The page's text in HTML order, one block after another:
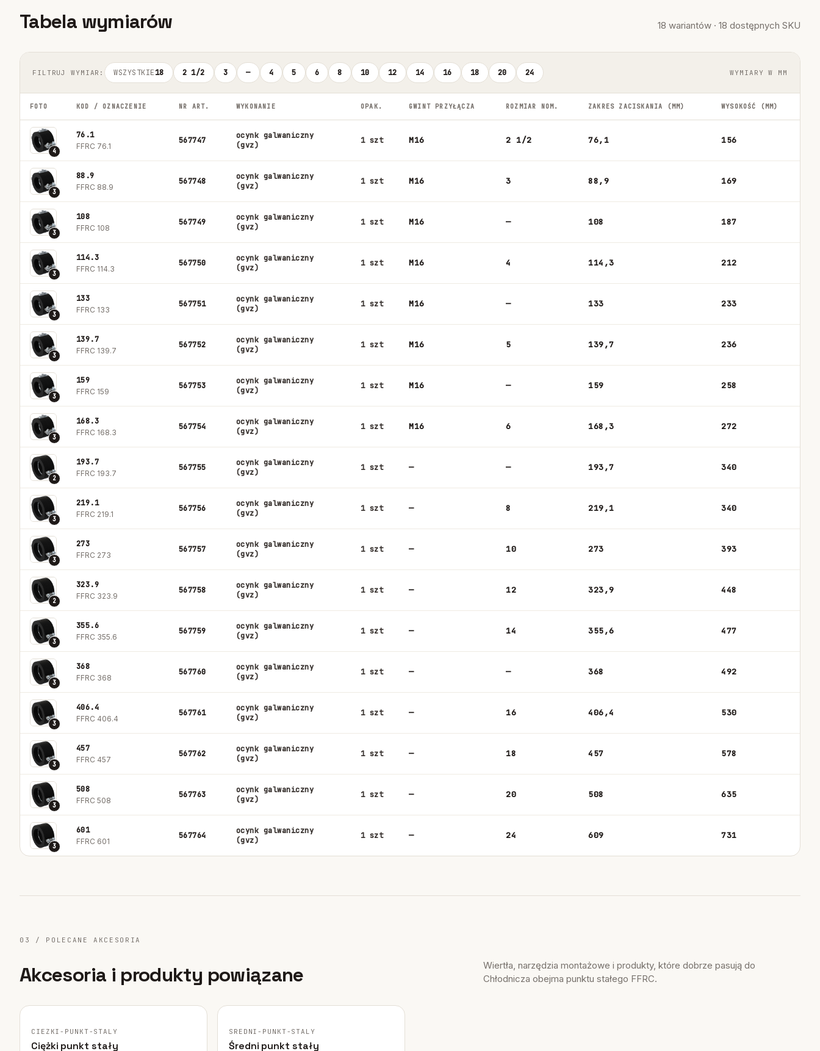
Tabela wymiarów 18 wariantów · 18 dostępnych SKU
FILTRUJ WYMIAR: WSZYSTKIE18 2 1/2 3 — 4 5 6 8 10 12 14 16 18 20 24 WYMIARY W MM
FOTO KOD / OZNACZENIE NR ART. WYKONANIE OPAK. GWINT PRZYŁĄCZA ROZMIAR NOM. ZAKRES ZACISKANIA (MM) WYSOKOŚĆ (MM)
4
76.1
FFRC 76.1
567747
ocynk galwaniczny
(gvz)
1 szt M16 2 1/2 76,1 156
3
88.9
FFRC 88.9
567748
ocynk galwaniczny
(gvz)
1 szt M16 3 88,9 169
3
108
FFRC 108
567749
ocynk galwaniczny
(gvz)
1 szt M16 — 108 187
3
114.3
FFRC 114.3
567750
ocynk galwaniczny
(gvz)
1 szt M16 4 114,3 212
3
133
FFRC 133
567751
ocynk galwaniczny
(gvz)
1 szt M16 — 133 233
3
139.7
FFRC 139.7
567752
ocynk galwaniczny
(gvz)
1 szt M16 5 139,7 236
3
159
FFRC 159
567753
ocynk galwaniczny
(gvz)
1 szt M16 — 159 258
3
168.3
FFRC 168.3
567754
ocynk galwaniczny
(gvz)
1 szt M16 6 168,3 272
2
193.7
FFRC 193.7
567755
ocynk galwaniczny
(gvz)
1 szt — — 193,7 340
3
219.1
FFRC 219.1
567756
ocynk galwaniczny
(gvz)
1 szt — 8 219,1 340
3
273
FFRC 273
567757
ocynk galwaniczny
(gvz)
1 szt — 10 273 393
2
323.9
FFRC 323.9
567758
ocynk galwaniczny
(gvz)
1 szt — 12 323,9 448
3
355.6
FFRC 355.6
567759
ocynk galwaniczny
(gvz)
1 szt — 14 355,6 477
3
368
FFRC 368
567760
ocynk galwaniczny
(gvz)
1 szt — — 368 492
3
406.4
FFRC 406.4
567761
ocynk galwaniczny
(gvz)
1 szt — 16 406,4 530
3
457
FFRC 457
567762
ocynk galwaniczny
(gvz)
1 szt — 18 457 578
3
508
FFRC 508
567763
ocynk galwaniczny
(gvz)
1 szt — 20 508 635
3
601
FFRC 601
567764
ocynk galwaniczny
(gvz)
1 szt — 24 609 731
03 / POLECANE AKCESORIA
Akcesoria i produkty powiązane
Wiertła, narzędzia montażowe i produkty, które dobrze pasują do
Chłodnicza obejma punktu stałego FFRC.
POLECANE
FISCHER · ORYGINALNE ZDJĘCIE
CIEZKI-PUNKT-STALY
Ciężki punkt stały
POLECANE
FISCHER · ORYGINALNE ZDJĘCIE
SREDNI-PUNKT-STALY
Średni punkt stały